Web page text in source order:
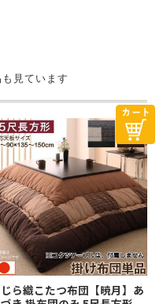
見ています
じら織こたつ布団【暁月】あ